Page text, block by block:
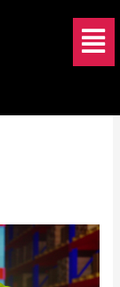
メ
ニ
ュ